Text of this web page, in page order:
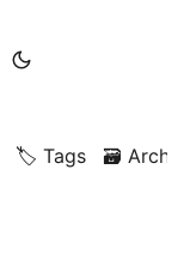
🏷️ Tags 🗃️